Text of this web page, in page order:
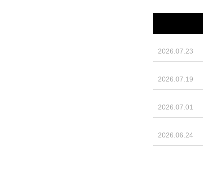
2026.07.23
2026.07.19
2026.07.01
2026.06.24